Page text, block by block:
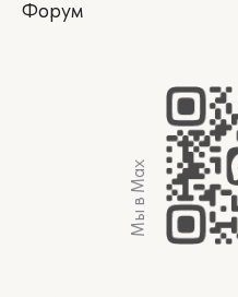
Форум
Мы в Max